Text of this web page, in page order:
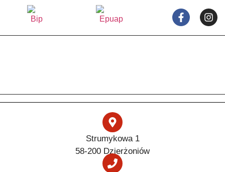
Strumykowa 1
58-200 Dzierżoniów